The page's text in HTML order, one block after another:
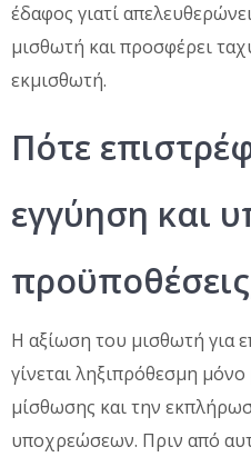
έδαφος γιατί
μισθωτή και προσφέρει
εκμισθωτή.
Πότε
εγγύηση και
Η αξίωση του μισθωτή για
γίνεται ληξιπρόθεσμη
μίσθωσης και την
υποχρεώσεων. Πριν από